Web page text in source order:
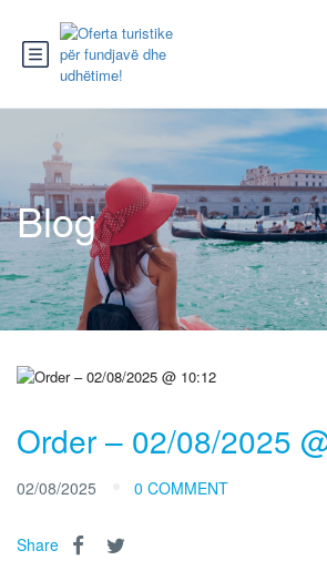
Blog
Order – 02/08/2025
02/08/2025 0 COMMENT
Share